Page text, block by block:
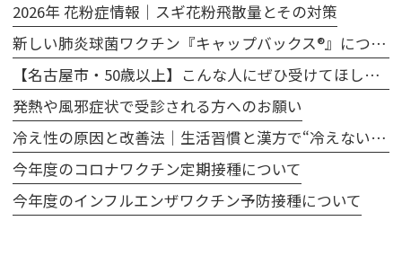
2026年 花粉症情報｜スギ花粉飛散量とその対策
新しい肺炎球菌ワクチン『キャップバックス®』について
【名古屋市・50歳以上】こんな人にぜひ受けてほしい、胃カメラによる胃がん検診
発熱や風邪症状で受診される方へのお願い
冷え性の原因と改善法｜生活習慣と漢方で“冷えない体”へ
今年度のコロナワクチン定期接種について
今年度のインフルエンザワクチン予防接種について